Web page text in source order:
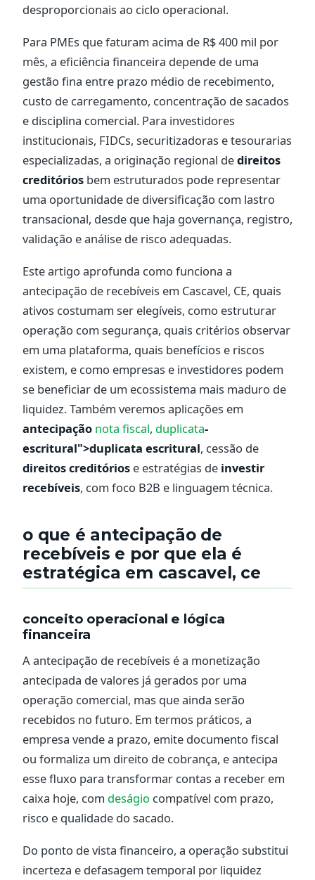
desproporcionais ao ciclo operacional.
Para PMEs que faturam acima de R$ 400 mil por
mês, a eficiência financeira depende de uma
gestão fina entre prazo médio de recebimento,
custo de carregamento, concentração de sacados
e disciplina comercial. Para investidores
institucionais, FIDCs, securitizadoras e tesourarias
especializadas, a originação regional dedireitos
creditórios bem estruturados pode representar
uma oportunidade de diversificação com lastro
transacional, desde que haja governança, registro,
validação e análise de risco adequadas.
Este artigo aprofunda como funciona a
antecipação de recebíveis em Cascavel, CE, quais
ativos costumam ser elegíveis, como estruturar
operação com segurança, quais critérios observar
em uma plataforma, quais benefícios e riscos
existem, e como empresas e investidores podem
se beneficiar de um ecossistema mais maduro de
liquidez. Também veremos aplicações em
antecipação nota fiscal, duplicata-
escritural">duplicata escritural, cessão de
direitos creditórios e estratégias de investir
recebíveis, com foco B2B e linguagem técnica.
o que é antecipação de
recebíveis e por que ela é
estratégica em cascavel, ce
conceito operacional e lógica
financeira
A antecipação de recebíveis é a monetização
antecipada de valores já gerados por uma
operação comercial, mas que ainda serão
recebidos no futuro. Em termos práticos, a
empresa vende a prazo, emite documento fiscal
ou formaliza um direito de cobrança, e antecipa
esse fluxo para transformar contas a receber em
caixa hoje, com deságio compatível com prazo,
risco e qualidade do sacado.
Do ponto de vista financeiro, a operação substitui
incerteza e defasagem temporal por liquidez